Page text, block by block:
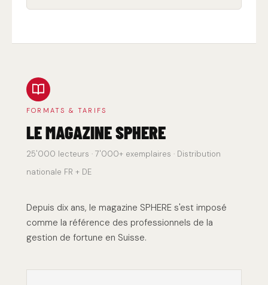
FORMATS & TARIFS
LE MAGAZINE SPHERE
25'000 lecteurs · 7'000+ exemplaires · Distribution
nationale FR + DE
Depuis dix ans, le magazine SPHERE s'est imposé
comme la référence des professionnels de la
gestion de fortune en Suisse.